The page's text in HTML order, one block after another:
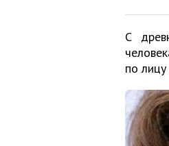
С
по лицу